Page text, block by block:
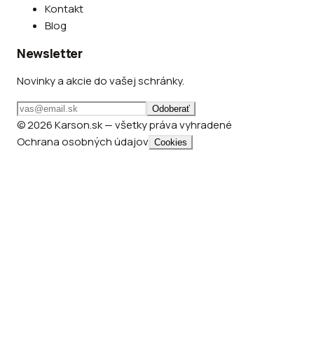
Kontakt
Blog
Newsletter
Novinky a akcie do vašej schránky.
Odoberať
© 2026 Karson.sk — všetky práva vyhradené
Ochrana osobných údajov Cookies